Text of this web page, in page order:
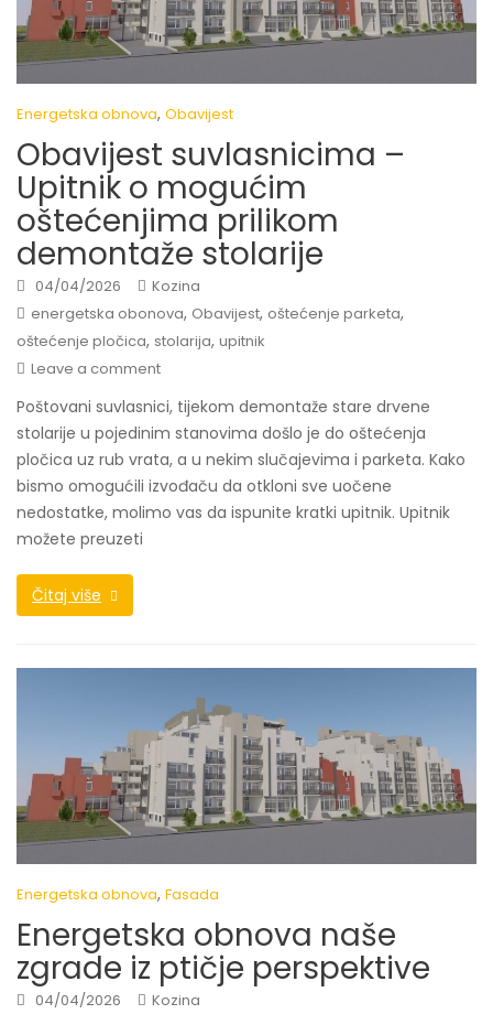
Energetska obnova, Obavijest
Obavijest suvlasnicima –
Upitnik o mogućim
oštećenjima prilikom
demontaže stolarije
04/04/2026
Kozina
energetska obonova, Obavijest, oštećenje parketa,
oštećenje pločica, stolarija, upitnik
Leave a comment
Poštovani suvlasnici, tijekom demontaže stare drvene
stolarije u pojedinim stanovima došlo je do oštećenja
pločica uz rub vrata, a u nekim slučajevima i parketa. Kako
bismo omogućili izvođaču da otkloni sve uočene
nedostatke, molimo vas da ispunite kratki upitnik. Upitnik
možete preuzeti
Čitaj više
Energetska obnova, Fasada
Energetska obnova naše
zgrade iz ptičje perspektive
04/04/2026
Kozina